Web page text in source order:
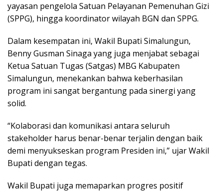
yayasan pengelola Satuan Pelayanan Pemenuhan Gizi
(SPPG), hingga koordinator wilayah BGN dan SPPG.
Dalam kesempatan ini, Wakil Bupati Simalungun,
Benny Gusman Sinaga yang juga menjabat sebagai
Ketua Satuan Tugas (Satgas) MBG Kabupaten
Simalungun, menekankan bahwa keberhasilan
program ini sangat bergantung pada sinergi yang
solid.
“Kolaborasi dan komunikasi antara seluruh
stakeholder harus benar-benar terjalin dengan baik
demi menyukseskan program Presiden ini,” ujar Wakil
Bupati dengan tegas.
Wakil Bupati juga memaparkan progres positif